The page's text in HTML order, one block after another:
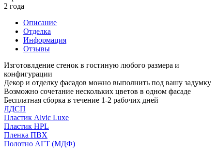
2 года
Описание
Отделка
Информация
Отзывы
Изготовлдение стенок в гостиную любого размера и
конфигурации
Декор и отделку фасадов можно выполнить под вашу задумку
Возможно сочетание нескольких цветов в одном фасаде
Бесплатная сборка в течение 1-2 рабочих дней
ЛДСП
Пластик Alvic Luxe
Пластик HPL
Пленка ПВХ
Полотно АГТ (МДФ)